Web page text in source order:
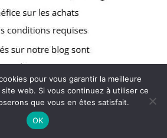
ensemble - Partenaire Amazon
pour vous garantir la meilleure
web. Si vous continuez à utiliser ce
que vous en êtes satisfait.
OK